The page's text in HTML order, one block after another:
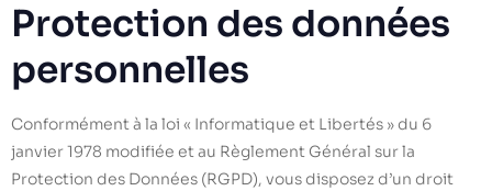
Protection des données
personnelles
Conformément à la loi « Informatique et Libertés » du 6
janvier 1978 modifiée et au Règlement Général sur la
Protection des Données (RGPD), vous disposez d’un droit